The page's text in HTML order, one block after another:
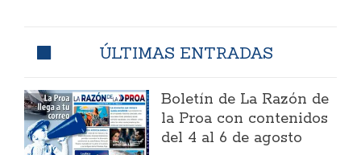
ÚLTIMAS ENTRADAS
Boletín de La Razón de
la Proa con contenidos
del 4 al 6 de agosto